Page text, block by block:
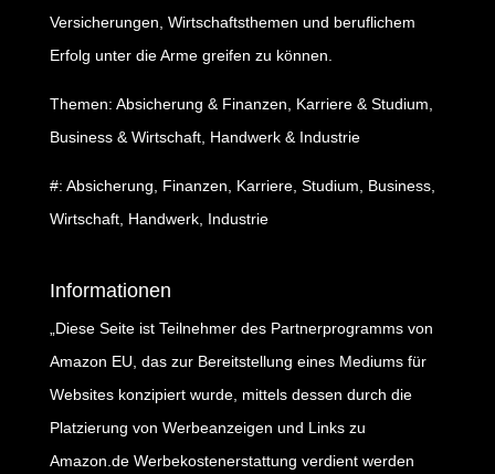
Versicherungen, Wirtschaftsthemen und beruflichem
Erfolg unter die Arme greifen zu können.
Themen: Absicherung & Finanzen, Karriere & Studium,
Business & Wirtschaft, Handwerk & Industrie
#: Absicherung, Finanzen, Karriere, Studium, Business,
Wirtschaft, Handwerk, Industrie
Informationen
„Diese Seite ist Teilnehmer des Partnerprogramms von
Amazon EU, das zur Bereitstellung eines Mediums für
Websites konzipiert wurde, mittels dessen durch die
Platzierung von Werbeanzeigen und Links zu
Amazon.de Werbekostenerstattung verdient werden